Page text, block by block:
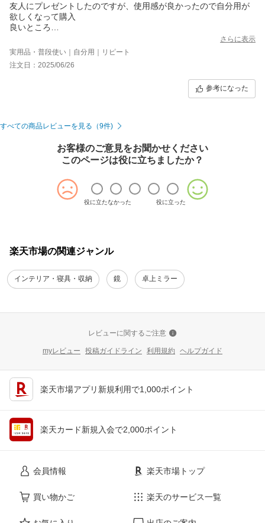
友人にプレゼントしたのですが、使用感が良かったので自分用が
欲しくなって購入
良いところ
・明るさの調節が出来る
・充電出来るのでコード無しでも使える
・鏡面に顔が全部映せる大きさがある
明るさは日暮前の部屋の暗さでもお化粧出来るくらい。天井の白
色灯の真下で灯りに顔を向けながら使っても顔に光が当たってい
・鏡面をカバーする機構がないので(了承して購入しています)持ち
・消す時にスイッチを3回押すのが面倒になるかも(オンオフスイ
・目が慣れるまで眩しい(黒目にライトの四角が浮かびます)
おらず、充電にかかる時間や、耐久性などはまだ分かりません
が、いまのところ満足です。
さらに表示
実用品・普段使い｜自分用｜リピート
注文日：2025/06/26
参考になった
すべての商品レビューを見る（9件)
お客様のご意見をお聞かせください
このページは役に立ちましたか？
役に立たなかった 役に立った
楽天市場の関連ジャンル
インテリア・寝具・収納 鏡 卓上ミラー
レビューに関するご注意
myレビュー 投稿ガイドライン 利用規約 ヘルプガイド
楽天市場アプリ新規利用で1,000ポイント
楽天カード新規入会で2,000ポイント
会員情報
買い物かご
楽天市場トップ
楽天のサービス一覧